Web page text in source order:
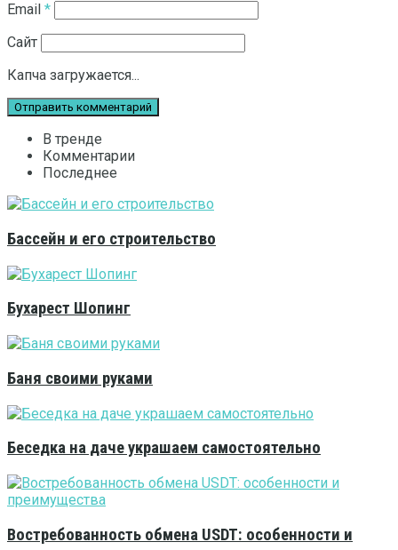
Email *
Сайт
Капча загружается...
В тренде
Комментарии
Последнее
Бассейн и его строительство
Бухарест Шопинг
Баня своими руками
Беседка на даче украшаем самостоятельно
Востребованность обмена USDT: особенности и